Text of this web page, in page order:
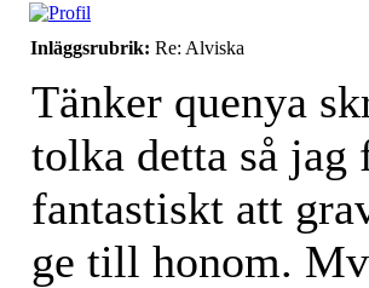
Inläggsrubrik: Re: Alviska
Tänker quenya
tolka detta så jag
fantastiskt att
ge till honom.